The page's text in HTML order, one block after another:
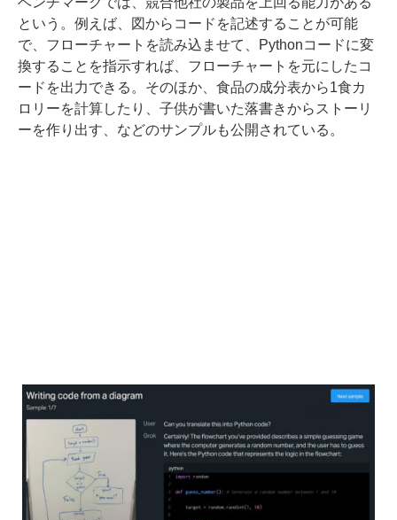
という。例えば、図からコードを記述することが可能
で、フローチャートを読み込ませて、Pythonコードに変
換することを指示すれば、フローチャートを元にしたコ
ードを出力できる。そのほか、食品の成分表から1食カ
ロリーを計算したり、子供が書いた落書きからストーリ
ーを作り出す、などのサンプルも公開されている。